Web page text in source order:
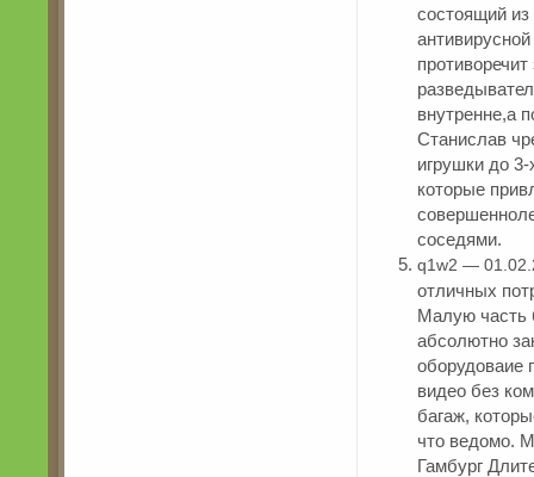
состоящий из
внутренне,а
Станислав
игрушки до
которые
соседями.
q1w2 —
отличных
Малую часть
абсолютно
оборудоваие
видео без
багаж,
что ведомо.
Гамбург